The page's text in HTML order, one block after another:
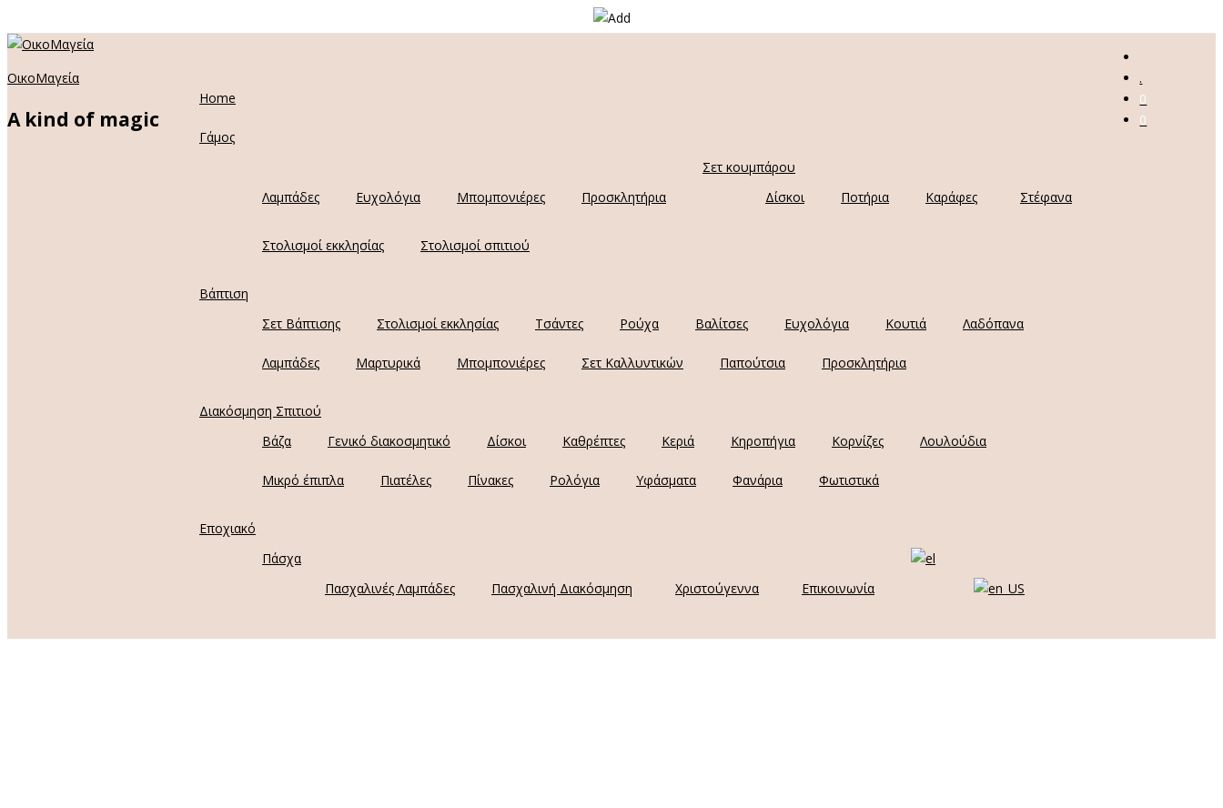
ΟικοΜαγεία
A kind of magic
Home
Γάμος
Λαμπάδες Ευχολόγια Μπομπονιέρες Προσκλητήρια
Σετ κουμπάρου
Δίσκοι
Ποτήρια Καράφες Στέφανα
Στολισμοί εκκλησίας Στολισμοί σπιτιού
Βάπτιση
Σετ Βάπτισης
Στολισμοί εκκλησίας Τσάντες Ρούχα Βαλίτσες Ευχολόγια Κουτιά Λαδόπανα
Λαμπάδες Μαρτυρικά Μπομπονιέρες Σετ Καλλυντικών Παπούτσια Προσκλητήρια
Διακόσμηση Σπιτιού
Βάζα
Γενικό διακοσμητικό Δίσκοι Καθρέπτες Κεριά Κηροπήγια Κορνίζες Λουλούδια
Μικρό έπιπλα Πιατέλες Πίνακες Ρολόγια Υφάσματα Φανάρια Φωτιστικά
Εποχιακό
Πάσχα
Πασχαλινές Λαμπάδες
Πασχαλινή Διακόσμηση Χριστούγεννα Επικοινωνία
.
0
0